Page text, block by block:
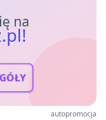
na
autopromocja